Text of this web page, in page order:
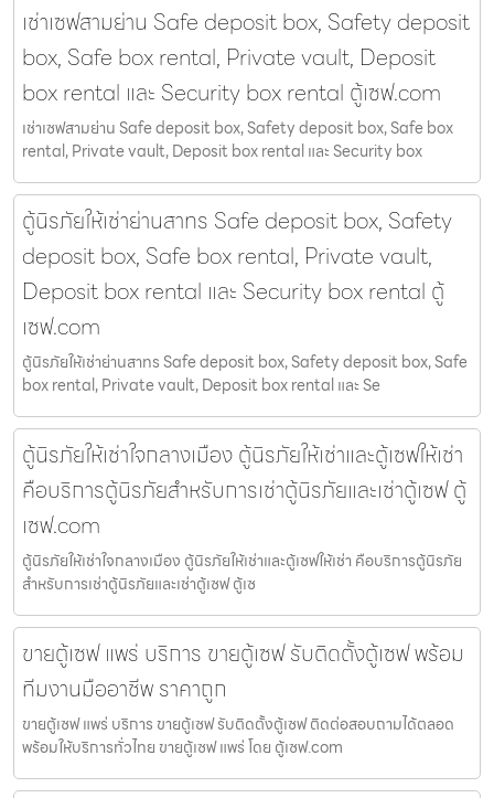
เช่าเซฟสามย่าน Safe deposit box, Safety deposit
box, Safe box rental, Private vault, Deposit
box rental และ Security box rental ตู้เซฟ.com
เช่าเซฟสามย่าน Safe deposit box, Safety deposit box, Safe box
rental, Private vault, Deposit box rental และ Security box
ตู้นิรภัยให้เช่าย่านสาทร Safe deposit box, Safety
deposit box, Safe box rental, Private vault,
Deposit box rental และ Security box rental ตู้
เซฟ.com
ตู้นิรภัยให้เช่าย่านสาทร Safe deposit box, Safety deposit box, Safe
box rental, Private vault, Deposit box rental และ Se
ตู้นิรภัยให้เช่าใจกลางเมือง ตู้นิรภัยให้เช่าและตู้เซฟให้เช่า
คือบริการตู้นิรภัยสำหรับการเช่าตู้นิรภัยและเช่าตู้เซฟ ตู้
เซฟ.com
ตู้นิรภัยให้เช่าใจกลางเมือง ตู้นิรภัยให้เช่าและตู้เซฟให้เช่า คือบริการตู้นิรภัย
สำหรับการเช่าตู้นิรภัยและเช่าตู้เซฟ ตู้เซ
ขายตู้เซฟ แพร่ บริการ ขายตู้เซฟ รับติดตั้งตู้เซฟ พร้อม
ทีมงานมืออาชีพ ราคาถูก
ขายตู้เซฟ แพร่ บริการ ขายตู้เซฟ รับติดตั้งตู้เซฟ ติดต่อสอบถามได้ตลอด
พร้อมให้บริการทั่วไทย ขายตู้เซฟ แพร่ โดย ตู้เซฟ.com